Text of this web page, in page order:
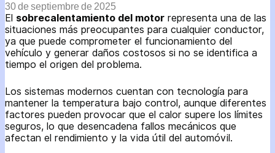
30 de septiembre de 2025
El sobrecalentamiento del motor representa una de las
situaciones más preocupantes para cualquier conductor,
ya que puede comprometer el funcionamiento del
vehículo y generar daños costosos si no se identifica a
tiempo el origen del problema.
Los sistemas modernos cuentan con tecnología para
mantener la temperatura bajo control, aunque diferentes
factores pueden provocar que el calor supere los límites
seguros, lo que desencadena fallos mecánicos que
afectan el rendimiento y la vida útil del automóvil.